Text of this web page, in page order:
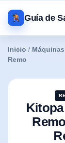
Guía de
Inicio /
Remo
Kitopa